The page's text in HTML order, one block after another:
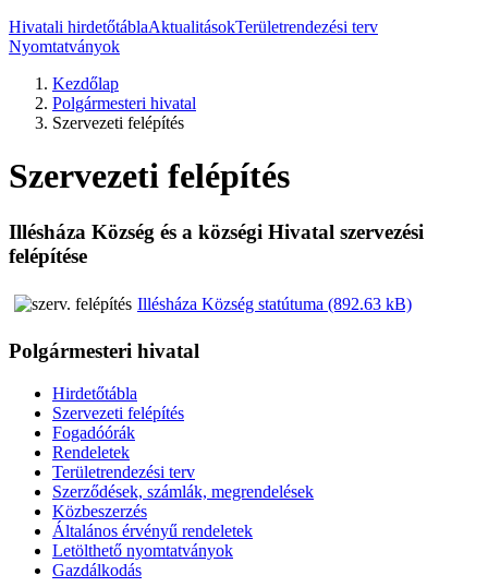
Hivatali hirdetőtáblaAktualitásokTerületrendezési terv
Nyomtatványok
Kezdőlap
Polgármesteri hivatal
Szervezeti felépítés
Szervezeti felépítés
Illésháza Község és a községi Hivatal szervezési
felépítése
Illésháza Község statútuma (892.63 kB)
Polgármesteri hivatal
Hirdetőtábla
Szervezeti felépítés
Fogadóórák
Rendeletek
Területrendezési terv
Szerződések, számlák, megrendelések
Közbeszerzés
Általános érvényű rendeletek
Letölthető nyomtatványok
Gazdálkodás